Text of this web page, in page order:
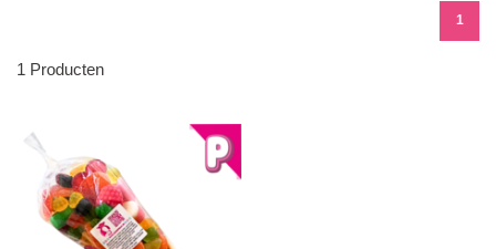
1
1 Producten